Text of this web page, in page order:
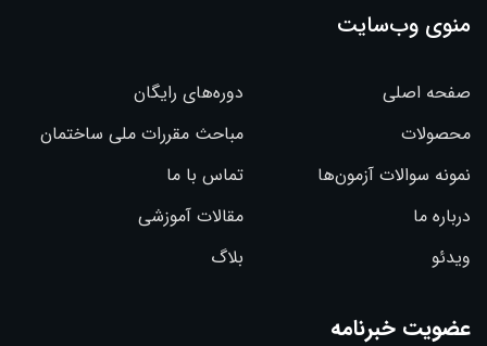
منوی وب‌سایت
صفحه اصلی
دوره‌های رایگان
محصولات
مباحث مقررات ملی ساختمان
نمونه سوالات آزمون‌ها
تماس با ما
درباره ما
مقالات آموزشی
ویدئو
بلاگ
عضویت خبرنامه